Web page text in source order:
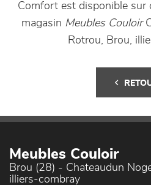
Comfort est disponible sur
magasin Meubles Couloir
Rotrou, Brou,
Meubles Couloir
Brou (28) - Chateaudun
illiers-combray